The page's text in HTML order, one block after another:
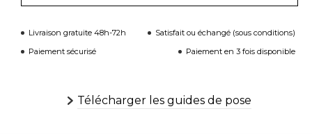
Livraison gratuite 48h-72h
Satisfait ou échangé (sous conditions)
Paiement sécurisé
Paiement en 3 fois disponible
Télécharger les guides de pose